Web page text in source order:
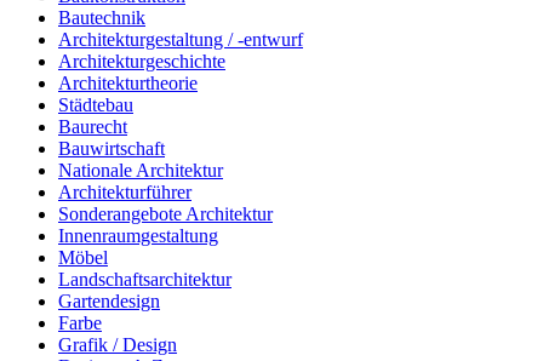
Bautechnik
Architekturgestaltung / -entwurf
Architekturgeschichte
Architekturtheorie
Städtebau
Baurecht
Bauwirtschaft
Nationale Architektur
Architekturführer
Sonderangebote Architektur
Innenraumgestaltung
Möbel
Landschaftsarchitektur
Gartendesign
Farbe
Grafik / Design